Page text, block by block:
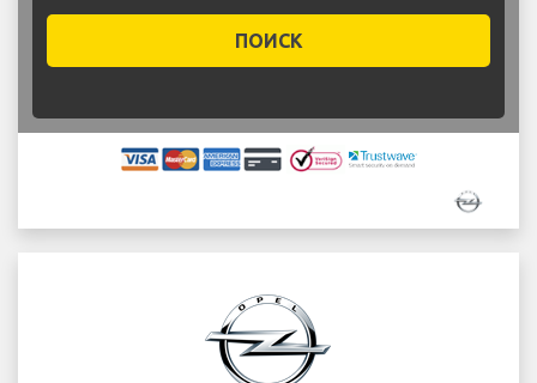
ПОИСК